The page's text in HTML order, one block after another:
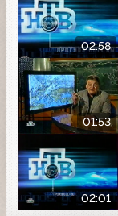
02:58
01:53
02:01